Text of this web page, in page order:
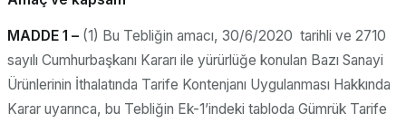
MADDE 1 – (1) Bu Tebliğin amacı, 30/6/2020 tarihli ve 2710
sayılı Cumhurbaşkanı Kararı ile yürürlüğe konulan Bazı Sanayi
Ürünlerinin İthalatında Tarife Kontenjanı Uygulanması Hakkında
Karar uyarınca, bu Tebliğin Ek-1’indeki tabloda Gümrük Tarife